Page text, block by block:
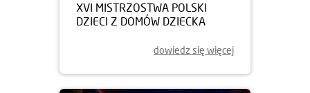
XVI MISTRZOSTWA POLSKI
DZIECI Z DOMÓW DZIECKA
dowiedz się więcej